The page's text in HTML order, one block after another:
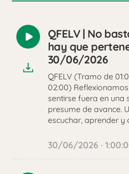
Reproducir
audio
QFELV | No
hay que
30/06/2026
QFELV (Tramo de
02:00)
sentirse fuera en una
presume de avance.
escuchar, aprender y
30/06/2026 ·